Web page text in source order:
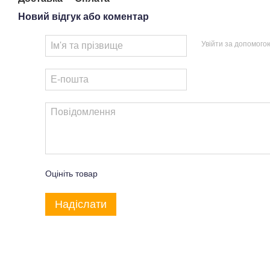
Новий відгук або коментар
Увійти за
Оцініть товар
Надіслати